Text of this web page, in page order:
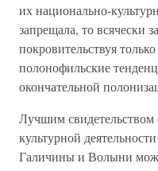
их национально-
запрещала, то всячески
покровительствуя
полонофильские
окончательной
Лучшим
культурной
Галичины и Волыни